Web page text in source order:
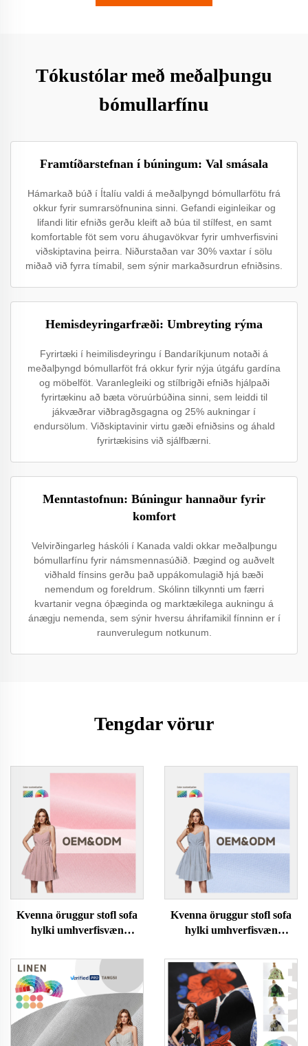
Tókustólar með meðalþungu
bómullarfínu
Framtíðarstefnan í búningum: Val smásala
Hámarkað búð í Ítalíu valdi á meðalþyngd bómullarfötu frá
okkur fyrir sumrarsöfnunina sinni. Gefandi eiginleikar og
lifandi litir efniðs gerðu kleift að búa til stílfest, en samt
komfortable föt sem voru áhugavökvar fyrir umhverfisvini
viðskiptavina þeirra. Niðurstaðan var 30% vaxtar í sölu
miðað við fyrra tímabil, sem sýnir markaðsurdrun efniðsins.
Hemisdeyringarfræði: Umbreyting rýma
Fyrirtæki í heimilisdeyringu í Bandaríkjunum notaði á
meðalþyngd bómullarföt frá okkur fyrir nýja útgáfu gardína
og möbelföt. Varanlegleiki og stílbrigði efniðs hjálpaði
fyrirtækinu að bæta vöruúrbúðina sinni, sem leiddi til
jákvæðrar viðbragðsgagna og 25% aukningar í
endursölum. Viðskiptavinir virtu gæði efniðsins og áhald
fyrirtækisins við sjálfbærni.
Menntastofnun: Búningur hannaður fyrir
komfort
Velvirðingarleg háskóli í Kanada valdi okkar meðalþungu
bómullarfínu fyrir námsmennasúðið. Þægind og auðvelt
viðhald fínsins gerðu það uppákomulagið hjá bæði
nemendum og foreldrum. Skólinn tilkynnti um færri
kvartanir vegna óþæginda og marktækilega aukningu á
ánægju nemenda, sem sýnir hversu áhrifamikil fínninn er í
raunverulegum notkunum.
Tengdar vörur
Kvenna öruggur stofl sofa
hylki umhverfisvæn
einföld hönnun blár eða blár
með streygingarþátt
Kvenna öruggur stofl sofa
hylki umhverfisvæn
einföld hönnun blár eða blár
með streygingarþátt